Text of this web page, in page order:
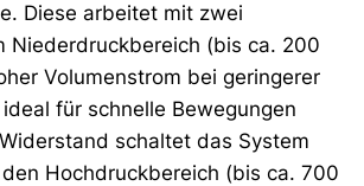
Diese arbeitet mit zwei
Niederdruckbereich (bis ca. 200
Volumenstrom bei geringerer
für schnelle Bewegungen
schaltet das System
Hochdruckbereich (bis ca. 700